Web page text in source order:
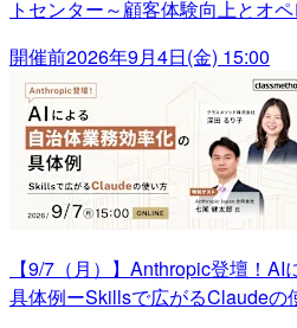
トセンター～顧客体験向上とオ
開催前2026年9月4日(金) 15:00
【9/7（月）】Anthropic登壇！
具体例ーSkillsで広がるClaudeの